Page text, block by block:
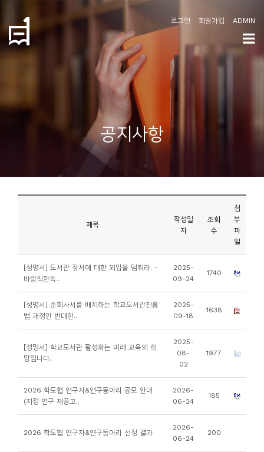
로그인 회원가입 ADMIN
공지사항
제목
작성일
자
조회
수
첨
부
파
일
[성명서] 도서관 장서에 대한 외압을 멈춰라. -
바람직한독..
2025-
09-24
1740
[성명서] 순회사서를 배치하는 학교도서관진흥
법 개정안 반대한..
2025-
09-18
1638
[성명서] 학교도서관 활성화는 미래 교육의 희
망입니다.
2025-
08-
02
1977
2026 학도협 연구자&연구동아리 공모 안내
(지정 연구 재공고..
2026-
06-24
185
2026 학도협 연구자&연구동아리 선정 결과
2026-
06-24
200
지
사
티